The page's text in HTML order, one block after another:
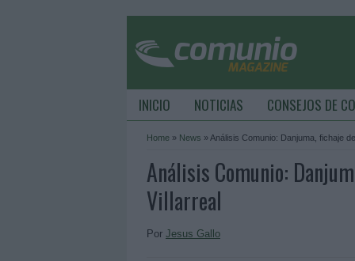
INICIO NOTICIAS CONSEJOS DE
Home » News » Análisis Comunio: Danjuma, fichaje
Análisis Comunio:
Villarreal
Por Jesus Gallo